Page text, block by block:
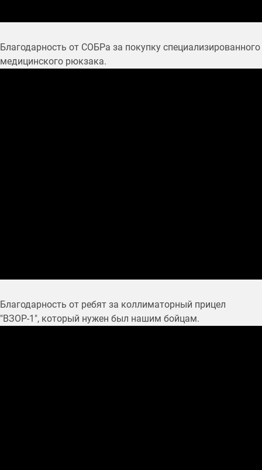
Благодарность от СОБРа за покупку специализированного
медицинского рюкзака.
Благодарность от ребят за коллиматорный прицел
"ВЗОР-1", который нужен был нашим бойцам.